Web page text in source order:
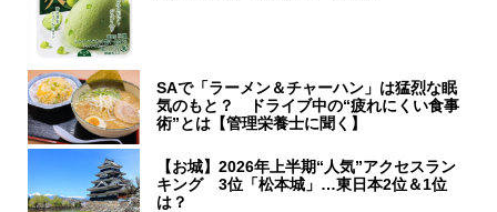
SAで「ラーメン＆チャーハン」は猛烈な眠
気のもと？ ドライブ中の“疲れにくい食事
術”とは【管理栄養士に聞く】
【お城】2026年上半期“人気”アクセスラン
キング 3位「松本城」…東日本2位＆1位
は？